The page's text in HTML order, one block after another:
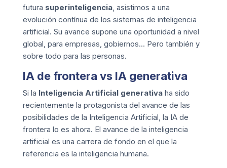
futura superinteligencia, asistimos a una
evolución contínua de los sistemas de inteligencia
artificial. Su avance supone una oportunidad a nivel
global, para empresas, gobiernos… Pero también y
sobre todo para las personas.
IA de frontera vs IA generativa
Si la Inteligencia Artificial generativaha sido
recientemente la protagonista del avance de las
posibilidades de la Inteligencia Artificial, la IA de
frontera lo es ahora. El avance de la inteligencia
artificial es una carrera de fondo en el que la
referencia es la inteligencia humana.